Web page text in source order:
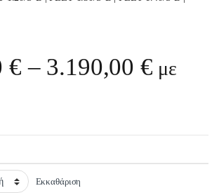
€ – 3.190,00 €Price
με
Εκκαθάριση